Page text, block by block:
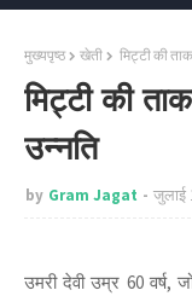
मुख्यपृष्ठ खेती मिट्टी की
मिट्टी की
उन्नति
by Gram Jagat जुलाई
उमरी देवी उम्र 60 वर्ष,